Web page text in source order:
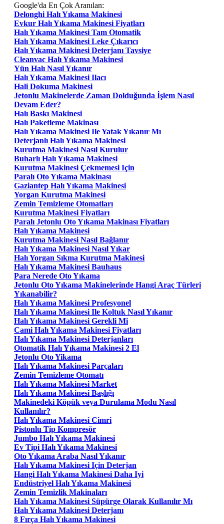
Google'da En Çok Aranılan:
Delonghi Halı Yıkama Makinesi
Evkur Halı Yıkama Makinesi Fiyatları
Halı Yıkama Makinesi Tam Otomatik
Halı Yıkama Makinesi Leke Çıkarıcı
Halı Yıkama Makinesi Deterjanı Tavsiye
Cleanvac Halı Yıkama Makinesi
Yün Halı Nasıl Yıkanır
Halı Yıkama Makinesi Ilacı
Hali Dokuma Makinesi
Jetonlu Makinelerde Zaman Dolduğunda İşlem Nasıl
Devam Eder?
Halı Baskı Makinesi
Halı Paketleme Makinası
Halı Yıkama Makinesi Ile Yatak Yıkanır Mı
Deterjanlı Halı Yıkama Makinesi
Kurutma Makinesi Nasıl Kurulur
Buharlı Halı Yıkama Makinesi
Kurutma Makinesi Çekmemesi Için
Paralı Oto Yıkama Makinası
Gaziantep Halı Yıkama Makinesi
Yorgan Kurutma Makinesi
Zemin Temizleme Otomatları
Kurutma Makinesi Fiyatları
Paralı Jetonlu Oto Yıkama Makinası Fiyatları
Halı Yıkama Makinesi
Kurutma Makinesi Nasıl Bağlanır
Halı Yıkama Makinesi Nasıl Yıkar
Halı Yorgan Sıkma Kurutma Makinesi
Halı Yıkama Makinesi Bauhaus
Para Nerede Oto Yıkama
Jetonlu Oto Yıkama Makinelerinde Hangi Araç Türleri
Yıkanabilir?
Halı Yıkama Makinesi Profesyonel
Halı Yıkama Makinesi Ile Koltuk Nasıl Yıkanır
Halı Yıkama Makinesi Gerekli Mi
Cami Halı Yıkama Makinesi Fiyatları
Halı Yıkama Makinesi Deterjanları
Otomatik Halı Yıkama Makinesi 2 El
Jetonlu Oto Yikama
Halı Yıkama Makinesi Parçaları
Zemin Temizleme Otomatı
Halı Yıkama Makinesi Market
Halı Yıkama Makinesi Başlığı
Makinedeki Köpük veya Durulama Modu Nasıl
Kullanılır?
Halı Yıkama Makinesi Cimri
Pistonlu Tip Kompresör
Jumbo Halı Yıkama Makinesi
Ev Tipi Halı Yıkama Makinesi
Oto Yıkama Araba Nasıl Yıkanır
Halı Yıkama Makinesi Için Deterjan
Hangi Halı Yıkama Makinesi Daha Iyi
Endüstriyel Halı Yıkama Makinesi
Zemin Temizlik Makinaları
Halı Yıkama Makinesi Süpürge Olarak Kullanılır Mı
Halı Yıkama Makinesi Deterjanı
8 Fırça Halı Yıkama Makinesi